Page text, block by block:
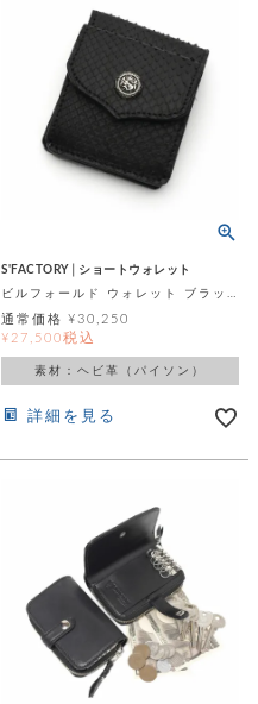
S'FACTORY│ショートウォレット
通常価格 ¥30,250
¥ 27,500税込
素材：ヘビ革（パイソン）
詳細を見る